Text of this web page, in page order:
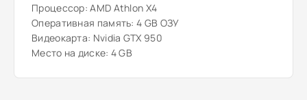
Процессор: AMD Athlon X4
Оперативная память: 4 GB ОЗУ
Видеокарта: Nvidia GTX 950
Место на диске: 4 GB